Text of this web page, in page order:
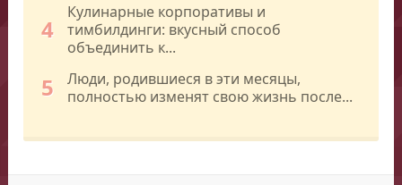
4
Кулинарные корпоративы и
тимбилдинги: вкусный способ
объединить к...
5
Люди, родившиеся в эти месяцы,
полностью изменят свою жизнь после...